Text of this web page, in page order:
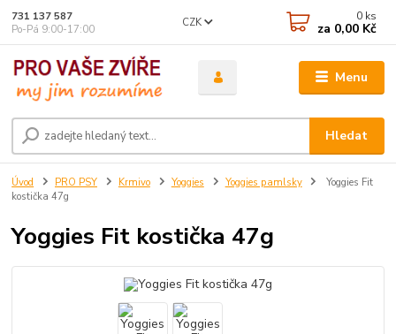
Menu
CZK
Hledat
731 137 587
Po-Pá 9:00-17:00
0 ks
za 0,00 Kč
Úvod PRO PSY Krmivo Yoggies Yoggies pamlsky
Yoggies Fit
kostička 47g
Yoggies Fit kostička 47g